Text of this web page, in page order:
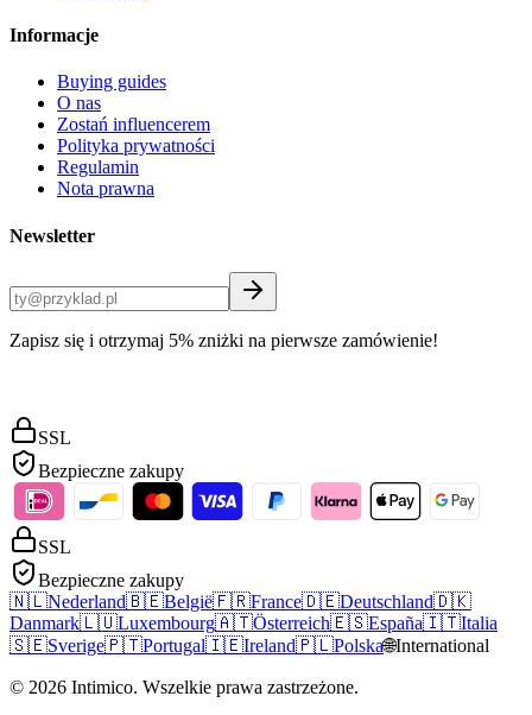
Informacje
Buying guides
O nas
Zostań influencerem
Polityka prywatności
Regulamin
Nota prawna
Newsletter
Zapisz się i otrzymaj 5% zniżki na pierwsze zamówienie!
SSL
Bezpieczne zakupy
SSL
Bezpieczne zakupy
🇳🇱Nederland🇧🇪België🇫🇷France🇩🇪Deutschland🇩🇰
Danmark🇱🇺Luxembourg🇦🇹Österreich🇪🇸España🇮🇹Italia
🇸🇪Sverige🇵🇹Portugal🇮🇪Ireland🇵🇱Polska🌐International
© 2026 Intimico. Wszelkie prawa zastrzeżone.